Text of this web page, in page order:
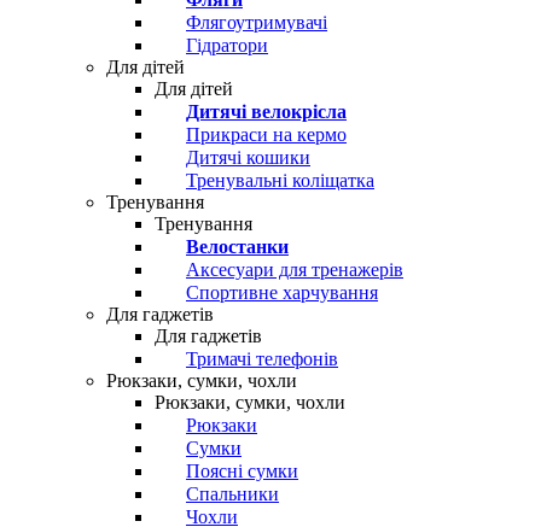
Флягоутримувачі
Гідратори
Для дітей
Для дітей
Дитячі велокрісла
Прикраси на кермо
Дитячі кошики
Тренувальні коліщатка
Тренування
Тренування
Велостанки
Аксесуари для тренажерів
Спортивне харчування
Для гаджетів
Для гаджетів
Тримачі телефонів
Рюкзаки, сумки, чохли
Рюкзаки, сумки, чохли
Рюкзаки
Сумки
Поясні сумки
Спальники
Чохли